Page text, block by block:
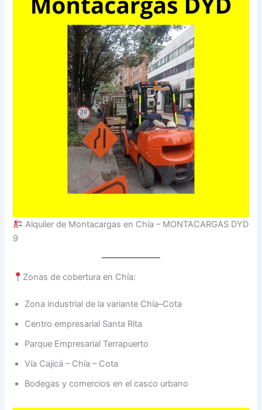
Alquiler de Montacargas en Chía – MONTACARGAS DYD
9
Zonas de cobertura en Chía:
Zona industrial de la variante Chía–Cota
Centro empresarial Santa Rita
Parque Empresarial Terrapuerto
Vía Cajicá – Chía – Cota
Bodegas y comercios en el casco urbano